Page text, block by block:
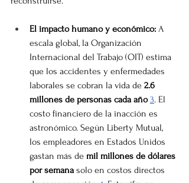
El impacto humano y económico: A
escala global, la Organización
Internacional del Trabajo (OIT) estima
que los accidentes y enfermedades
laborales se cobran la vida de 2.6
millones de personas cada año 3. El
costo financiero de la inacción es
astronómico. Según Liberty Mutual,
los empleadores en Estados Unidos
gastan más de mil millones de dólares
por semana solo en costos directos